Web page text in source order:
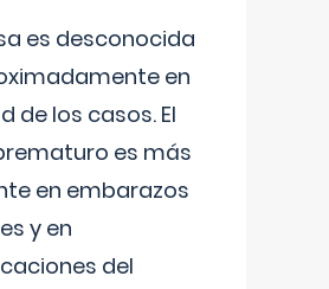
es desconocida
en
de los casos. El
es más
en embarazos
y en
del